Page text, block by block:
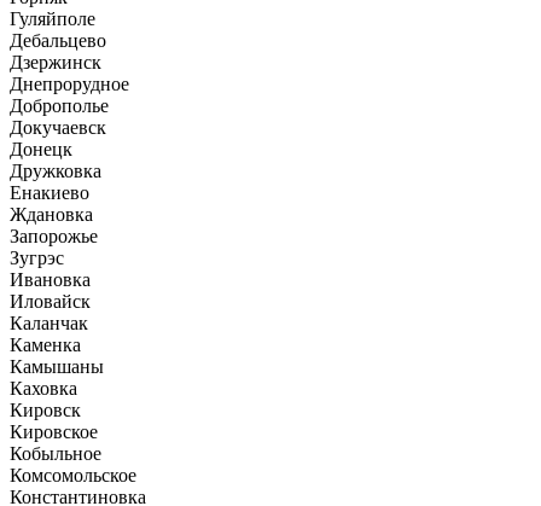
Гуляйполе
Дебальцево
Дзержинск
Днепрорудное
Доброполье
Докучаевск
Донецк
Дружковка
Енакиево
Ждановка
Запорожье
Зугрэс
Ивановка
Иловайск
Каланчак
Каменка
Камышаны
Каховка
Кировск
Кировское
Кобыльное
Комсомольское
Константиновка